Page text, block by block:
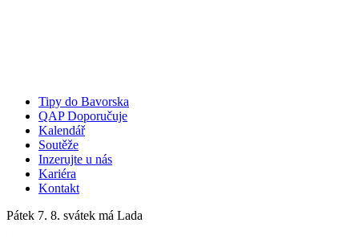
Tipy do Bavorska
QAP Doporučuje
Kalendář
Soutěže
Inzerujte u nás
Kariéra
Kontakt
Pátek 7. 8. svátek má Lada